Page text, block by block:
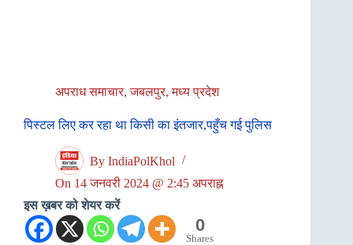
अपराध समाचार,जबलपुर,मध्य प्रदेश
पिस्टल लिए कर रहा था किसी का इंतजार,पहुँच गई पुलिस
By IndiaPolKhol
On 14 जनवरी 2024 @ 2:45 अपराह्न
इस ख़बर को शेयर करें
0
Shares